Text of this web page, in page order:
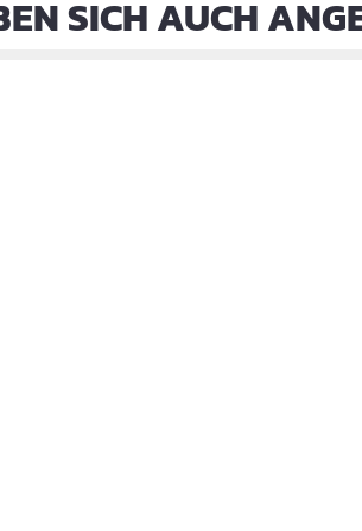
SICH AUCH